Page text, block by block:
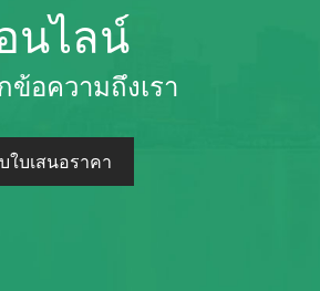
นไลน์
ข้อความถึงเรา
ใบเสนอราคา